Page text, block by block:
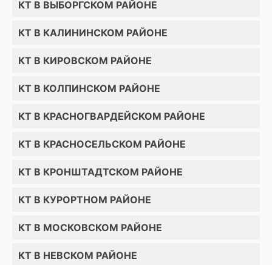
КТ В ВЫБОРГСКОМ РАЙОНЕ
КТ В КАЛИНИНСКОМ РАЙОНЕ
КТ В КИРОВСКОМ РАЙОНЕ
КТ В КОЛПИНСКОМ РАЙОНЕ
КТ В КРАСНОГВАРДЕЙСКОМ РАЙОНЕ
КТ В КРАСНОСЕЛЬСКОМ РАЙОНЕ
КТ В КРОНШТАДТСКОМ РАЙОНЕ
КТ В КУРОРТНОМ РАЙОНЕ
КТ В МОСКОВСКОМ РАЙОНЕ
КТ В НЕВСКОМ РАЙОНЕ